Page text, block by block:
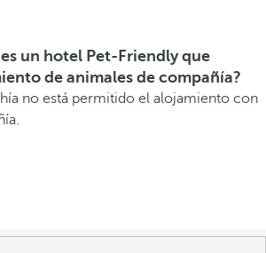
un hotel Pet-Friendly que
de animales de compañía?
no está permitido el alojamiento con